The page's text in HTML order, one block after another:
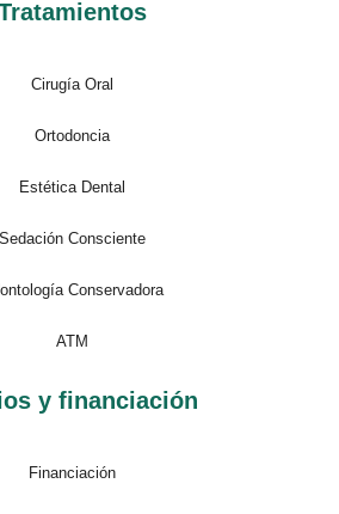
Cirugía Oral
Ortodoncia
Estética Dental
Sedación Consciente
Conservadora
ATM
y financiación
Financiación